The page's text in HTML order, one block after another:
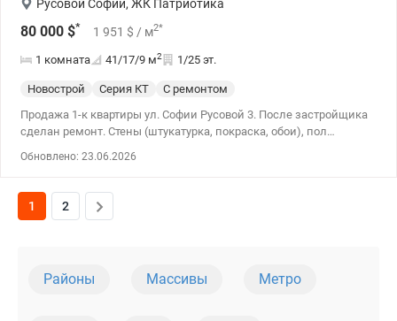
Русовой Софии, ЖК Патриотика
80 000 $* 1 951 $ / м2*
1 комната 41/17/9 м2 1/25 эт.
Новострой Серия КТ
С ремонтом
Продажа 1-к квартиры ул. Софии Русовой 3. После застройщика
сделан ремонт. Стены (штукатурка, покраска, обои), пол
квартиры. Окна металлопластиковые. Фасады утеплены от
застройщика. 044 200 10 80 valion.ua/1140548
Обновлено: 23.06.2026
1 2
Районы Массивы Метро